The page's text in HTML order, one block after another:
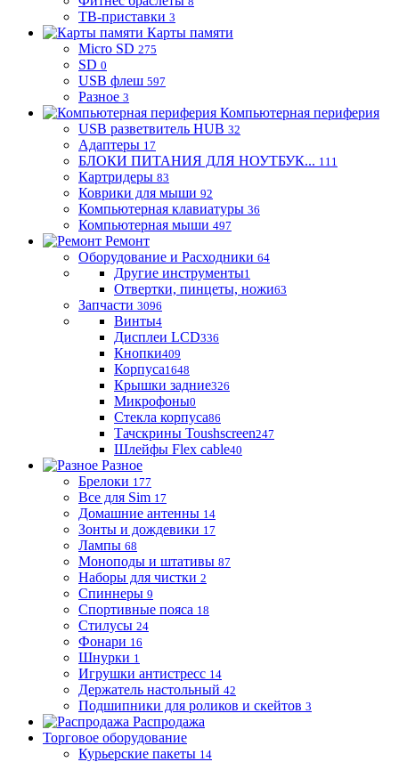
ТВ-приставки 3
Карты памяти
Micro SD 275
SD 0
USB флеш 597
Разное 3
Компьютерная периферия
USB разветвитель HUB 32
Адаптеры 17
БЛОКИ ПИТАНИЯ ДЛЯ НОУТБУК... 111
Картридеры 83
Коврики для мыши 92
Компьютерная клавиатуры 36
Компьютерная мыши 497
Ремонт
Оборудование и Расходники 64
Другие инструменты1
Отвертки, пинцеты, ножи63
Запчасти 3096
Винты4
Дисплеи LCD336
Кнопки409
Корпуса1648
Крышки задние326
Микрофоны0
Стекла корпуса86
Тачскрины Toushscreen247
Шлейфы Flex cable40
Разное
Брелоки 177
Все для Sim 17
Домашние антенны 14
Зонты и дождевики 17
Лампы 68
Моноподы и штативы 87
Наборы для чистки 2
Спиннеры 9
Спортивные пояса 18
Стилусы 24
Фонари 16
Шнурки 1
Игрушки антистресс 14
Держатель настольный 42
Подшипники для роликов и скейтов 3
Распродажа
Торговое оборудование
Курьерские пакеты 14